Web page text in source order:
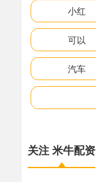
小红
可以
汽车
关注 米牛配资